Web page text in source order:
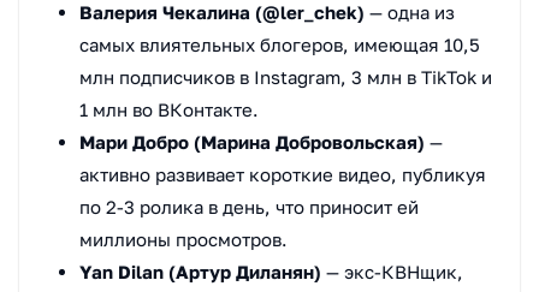
Валерия Чекалина (@ler_chek) — одна из
самых влиятельных блогеров, имеющая 10,5
млн подписчиков в Instagram, 3 млн в TikTok и
1 млн во ВКонтакте.
Мари Добро (Марина Добровольская) —
активно развивает короткие видео, публикуя
по 2-3 ролика в день, что приносит ей
миллионы просмотров.
Yan Dilan (Артур Диланян) — экс-КВНщик,